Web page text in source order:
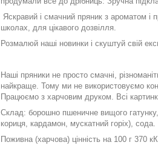
Яскравий і смачний пряник з ароматом
школах, для цікавого дозвілля.
Розмалюй наші новинки і скуштуй свій
Наші пряники не просто смачні,
найкраще. Тому ми не використовуємо
Працюємо з харчовим друком. Всі
Склад: борошно пшеничне вищого
кориця, кардамон, мускатний горіх), сода.
Поживна (харчова) цінність на 100 г 370